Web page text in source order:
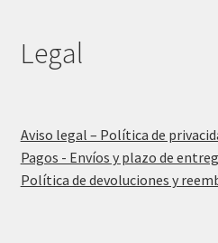
Legal
Aviso legal – Política de
Pagos - Envíos y plazo de
Política de devoluciones y